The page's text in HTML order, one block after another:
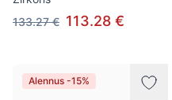
133.27 € 113.28 €
Alennus -15%